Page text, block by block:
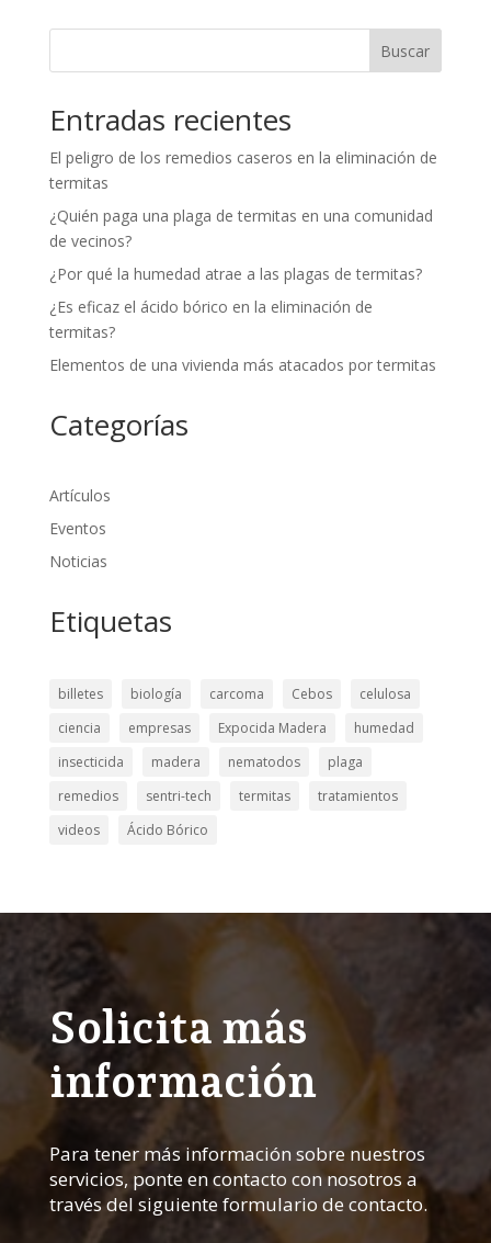
Buscar
Entradas recientes
El peligro de los remedios caseros en la eliminación de
termitas
¿Quién paga una plaga de termitas en una comunidad
de vecinos?
¿Por qué la humedad atrae a las plagas de termitas?
¿Es eficaz el ácido bórico en la eliminación de
termitas?
Elementos de una vivienda más atacados por termitas
Categorías
Artículos
Eventos
Noticias
Etiquetas
billetes biología carcoma Cebos
celulosa
ciencia
empresas Expocida Madera
humedad
insecticida
madera nematodos
plaga
remedios
sentri-tech termitas
tratamientos
videos
Ácido Bórico
Solicita más
información
Para tener más información sobre nuestros
servicios, ponte en contacto con nosotros a
través del siguiente formulario de contacto.